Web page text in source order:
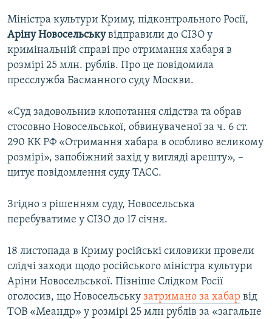
Усі сайти RFE/RL
Міністра культури Криму, підконтрольного Росії,
Аріну Новосельськувідправили до СІЗО у
кримінальній справі про отримання хабаря в
розмірі 25 млн. рублів. Про це повідомила
пресслужба Басманного суду Москви.
«Суд задовольнив клопотання слідства та обрав
стосовно Новосельської, обвинуваченої за ч. 6 ст.
290 КК РФ «Отримання хабара в особливо великому
розмірі», запобіжний захід у вигляді арешту», –
цитує повідомлення суду ТАСС.
Згідно з рішенням суду, Новосельська
перебуватиме у СІЗО до 17 січня.
18 листопада в Криму російські силовики провели
слідчі заходи щодо російського міністра культури
Аріни Новосельської. Пізніше Слідком Росії
оголосив, що Новосельську затримано за хабар від
ТОВ «Меандр» у розмірі 25 млн рублів за «загальне